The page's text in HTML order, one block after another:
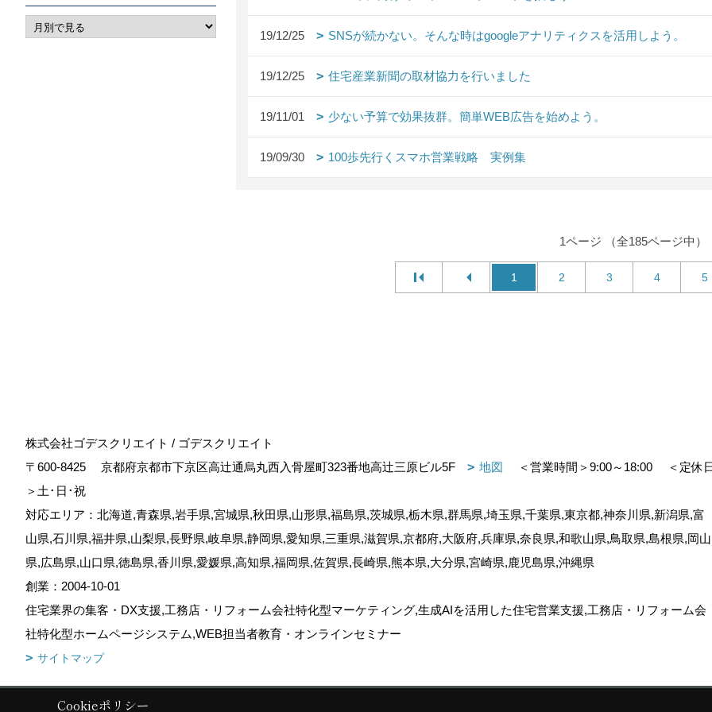
19/12/25 SNSが続かない。そんな時はgoogleアナリティクスを活用しよう。
19/12/25 住宅産業新聞の取材協力を行いました
19/11/01 少ない予算で効果抜群。簡単WEB広告を始めよう。
19/09/30 100歩先行くスマホ営業戦略 実例集
1ページ （全185ページ中）
1 2 3 4 5
株式会社ゴデスクリエイト / ゴデスクリエイト
〒600-8425
京都府京都市下京区高辻通烏丸西入骨屋町323番地高辻三原ビル5F 地図 ＜営業時間＞9:00～18:00
＜定休
＞土･日･祝
対応エリア：北海道,青森県,岩手県,宮城県,秋田県,山形県,福島県,茨城県,栃木県,群馬県,埼玉県,千葉県,東京都,神奈川県,新潟県,富
山県,石川県,福井県,山梨県,長野県,岐阜県,静岡県,愛知県,三重県,滋賀県,京都府,大阪府,兵庫県,奈良県,和歌山県,鳥取県,島根県,岡山
県,広島県,山口県,徳島県,香川県,愛媛県,高知県,福岡県,佐賀県,長崎県,熊本県,大分県,宮崎県,鹿児島県,沖縄県
創業：2004-10-01
住宅業界の集客・DX支援,工務店・リフォーム会社特化型マーケティング,生成AIを活用した住宅営業支援,工務店・リフォーム会
社特化型ホームページシステム,WEB担当者教育・オンラインセミナー
サイトマップ
Copyright (c) GODDESS CREATE. All Rights Reserved.
Cookieポリシー